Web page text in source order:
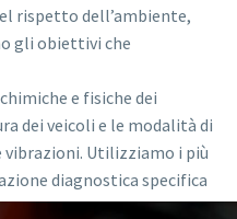
rispetto dell’ambiente,
gli obiettivi che
e fisiche dei
dei veicoli e le modalità di
Utilizziamo i più
diagnostica specifica
dei veicoli e gli